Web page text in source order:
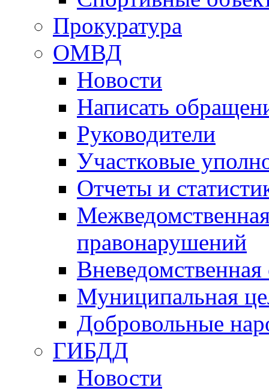
Прокуратура
ОМВД
Новости
Написать
Руководители
Участковые
Отчеты и
правонарушений
Вневедомственная
Муниципальная
Добровольные
ГИБДД
Новости